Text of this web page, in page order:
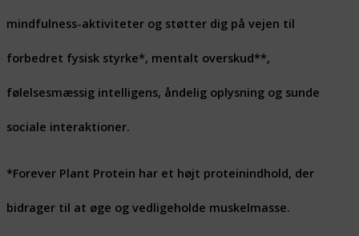
mindfulness-aktiviteter og støtter dig på vejen til
forbedret fysisk styrke*, mentalt overskud**,
følelsesmæssig intelligens, åndelig oplysning og sunde
sociale interaktioner.
*Forever Plant Protein har et højt proteinindhold, der
bidrager til at øge og vedligeholde muskelmasse.